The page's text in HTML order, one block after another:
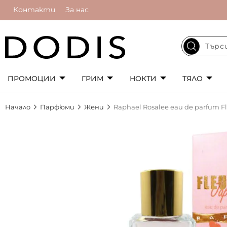
Контакти За нас
ПРОМОЦИИ ГРИМ НОКТИ ТЯЛО
Начало Парфюми Жени Raphael Rosalee eau de parfum